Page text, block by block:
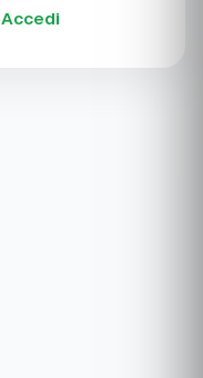
Accedi